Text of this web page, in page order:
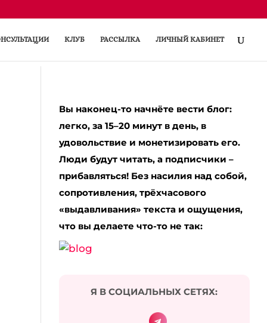
КЛУБ РАССЫЛКА ЛИЧНЫЙ КАБИНЕТ
Вы наконец-то начнёте вести блог:
легко, за 15–20 минут в день, в
удовольствие и монетизировать его.
Люди будут читать, а подписчики –
прибавляться! Без насилия над собой,
сопротивления, трёхчасового
«выдавливания» текста и ощущения,
что вы делаете что-то не так:
Я В СОЦИАЛЬНЫХ СЕТЯХ: